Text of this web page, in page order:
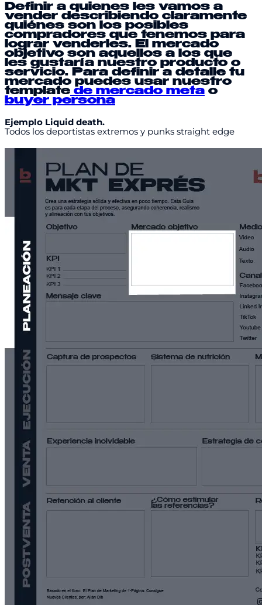
Definir a quienes les vamos a
vender describiendo claramente
quiénes son los posibles
compradores que tenemos para
lograr venderles. El mercado
objetivo son aquellos a los que
les gustaría nuestro producto o
servicio. Para definir a detalle tu
mercado puedes usar nuestro
template de mercado meta o
buyer persona
Ejemplo Liquid death.
Todos los deportistas extremos y punks straight edge